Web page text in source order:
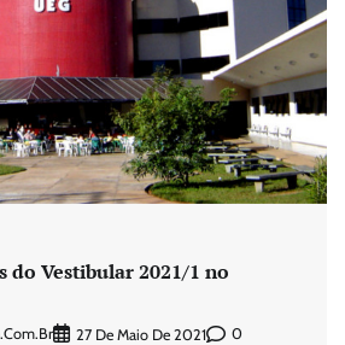
do Vestibular 2021/1 no
27 De Maio De 2021 0